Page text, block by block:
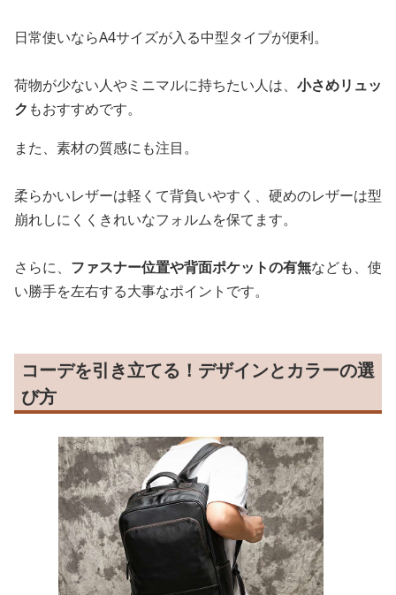
日常使いならA4サイズが入る中型タイプが便利。
荷物が少ない人やミニマルに持ちたい人は、 小さめリュッ
ク もおすすめです。
また、素材の質感にも注目。
柔らかいレザーは軽くて背負いやすく、硬めのレザーは型
崩れしにくくきれいなフォルムを保てます。
さらに、 ファスナー位置や背面ポケットの有無なども、使
い勝手を左右する大事なポイントです。
コーデを引き立てる！デザインとカラーの選
び方